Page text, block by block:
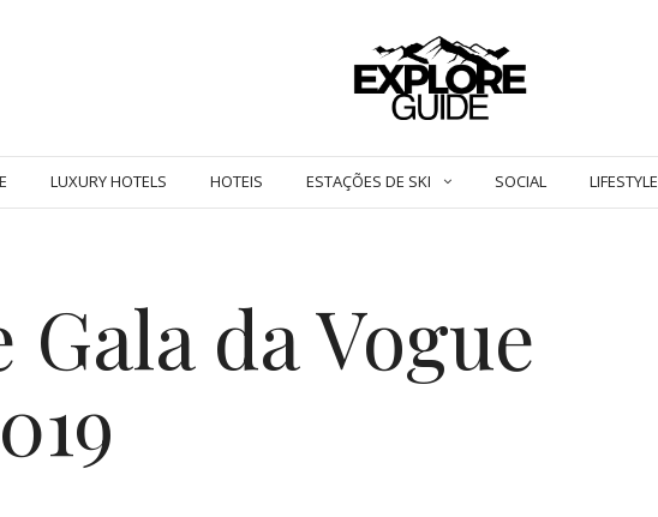
LUXURY HOTELS HOTEIS ESTAÇÕES DE SKI SOCIAL LIFESTYLE
Gala da Vogue